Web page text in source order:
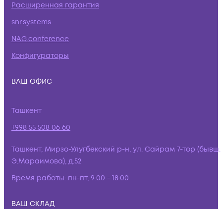
Расширенная гарантия
snr.systems
NAG.conference
Конфигураторы
ВАШ ОФИС
Ташкент
+998 55 508 06 60
Ташкент, Мирзо-Улугбекский р-н, ул. Сайрам 7-тор (бывш.
Э.Мараимова), д.52
Время работы: пн-пт, 9:00 - 18:00
ВАШ СКЛАД